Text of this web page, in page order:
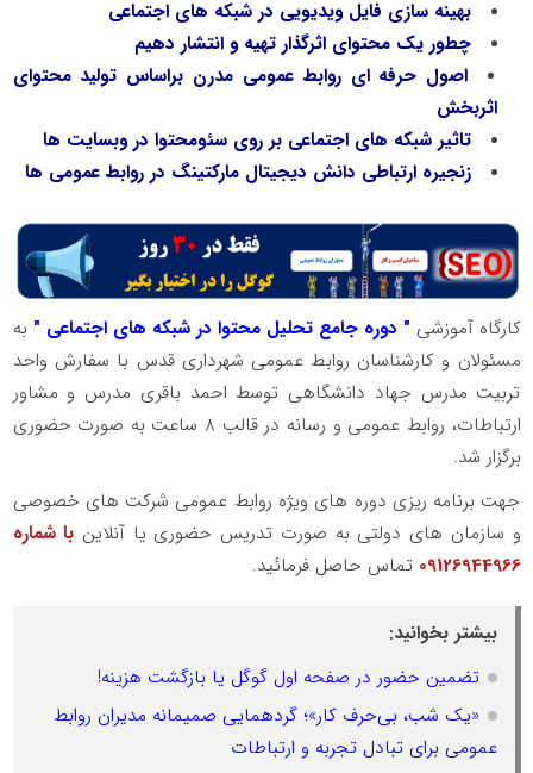
بهینه سازی فایل ویدیویی در شبکه های اجتماعی
چطور یک محتوای اثرگذار تهیه و انتشار دهیم
اصول حرفه ای روابط عمومی مدرن براساس تولید محتوای
اثربخش
تاثیر شبکه های اجتماعی بر روی سئومحتوا در وبسایت ها
زنجیره ارتباطی دانش دیجیتال مارکتینگ در روابط عمومی ها
کارگاه آموزشی " دوره جامع تحلیل محتوا در شبکه های اجتماعی " به
مسئولان و کارشناسان روابط عمومی شهرداری قدس با سفارش واحد
تربیت مدرس جهاد دانشگاهی توسط احمد باقری مدرس و مشاور
ارتباطات، روابط عمومی و رسانه در قالب 8 ساعت به صورت حضوری
برگزار شد.
جهت برنامه ریزی دوره های ویژه روابط عمومی شرکت های خصوصی
و سازمان های دولتی به صورت تدریس حضوری یا آنلاین با شماره
09126944966 تماس حاصل فرمائید.
بیشتر بخوانید:
تضمین حضور در صفحه اول گوگل یا بازگشت هزینه!
«یک شب، بی‌حرف کار»؛ گردهمایی صمیمانه مدیران روابط
عمومی برای تبادل تجربه و ارتباطات